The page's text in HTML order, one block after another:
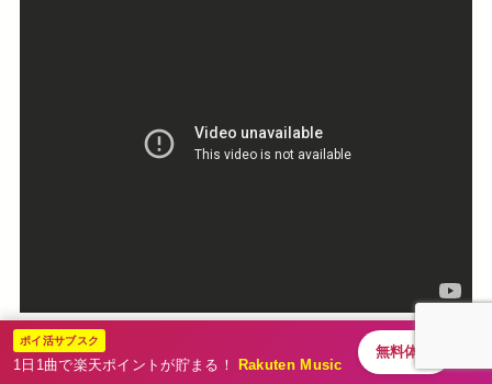
最後を飾るのは（本当はもっと紹介したいですが）、リス
ポイ活サブスク
1日1曲で楽天ポイントが貯まる！ Rakuten Music
無料体験